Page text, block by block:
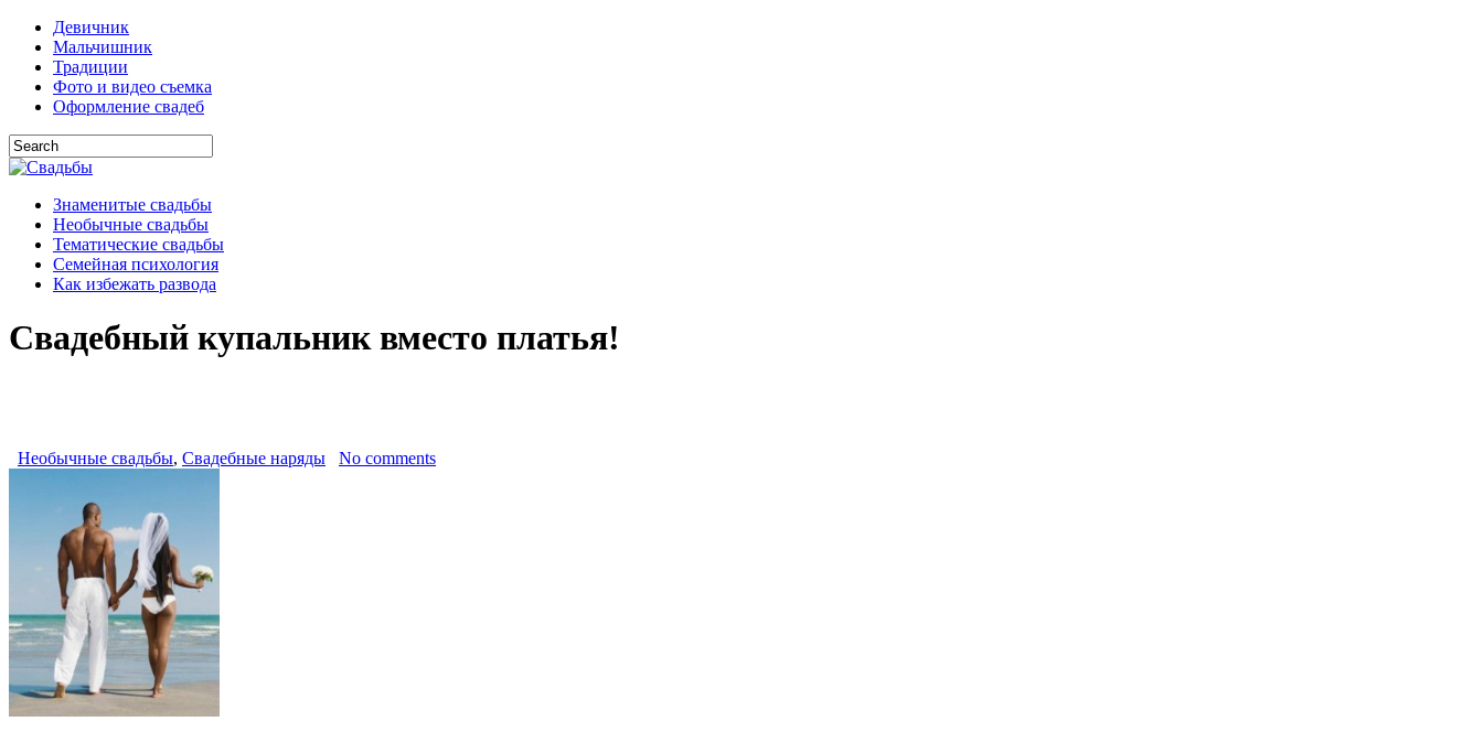
Девичник
Мальчишник
Традиции
Фото и видео съемка
Оформление свадеб
Знаменитые свадьбы
Необычные свадьбы
Тематические свадьбы
Семейная психология
Как избежать развода
Свадебный купальник вместо платья!
Необычные свадьбы, Свадебные наряды No comments